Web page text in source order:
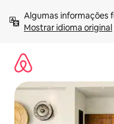
para
Mostrar idioma original